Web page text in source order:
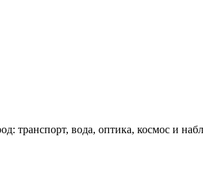
транспорт, вода, оптика, космос и